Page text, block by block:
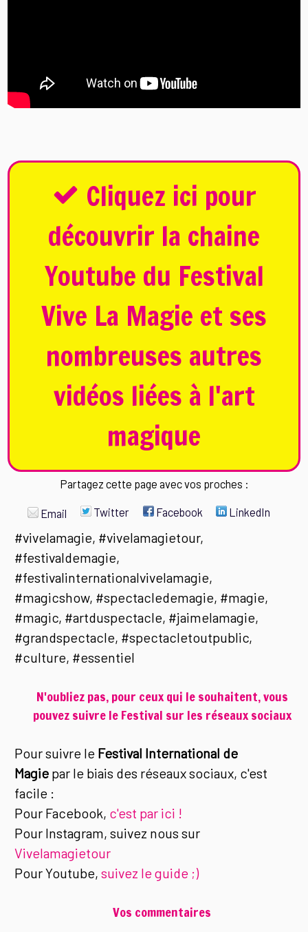
Cliquez ici pour
découvrir la chaine
Youtube du Festival
Vive La Magie et ses
nombreuses autres
vidéos liées à l'art
magique
Partagez cette page avec vos proches :
Email Twitter Facebook LinkedIn
#vivelamagie, #vivelamagietour,
#festivaldemagie,
#festivalinternationalvivelamagie,
#magicshow, #spectacledemagie, #magie,
#magic, #artduspectacle, #jaimelamagie,
#grandspectacle, #spectacletoutpublic,
#culture, #essentiel
N'oubliez pas, pour ceux qui le souhaitent, vous
pouvez suivre le Festival sur les réseaux sociaux
Pour suivre le Festival International de
Magie par le biais des réseaux sociaux, c'est
facile :
Pour Facebook, c'est par ici !
Pour Instagram, suivez nous sur
Vivelamagietour
Pour Youtube,suivez le guide ;)
Vos commentaires